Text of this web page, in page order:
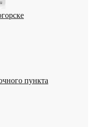
пункта